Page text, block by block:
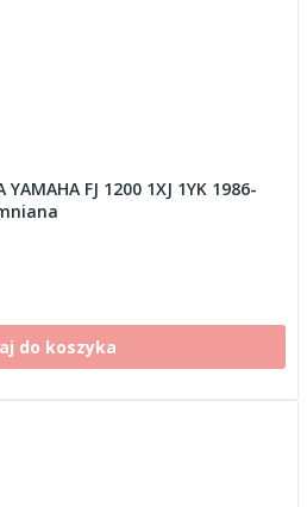
FJ 1200 1XJ 1YK 1986-
do koszyka